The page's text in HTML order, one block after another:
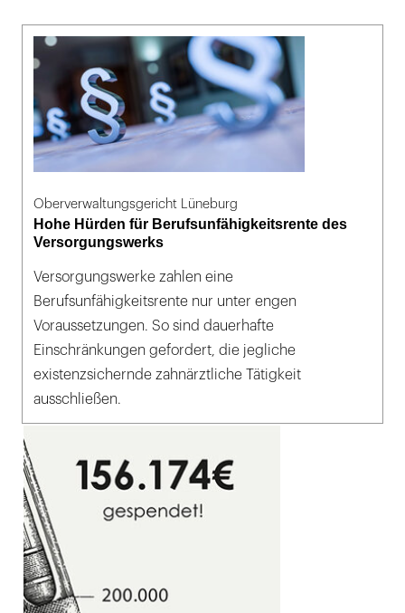
Oberverwaltungsgericht Lüneburg
Hohe Hürden für Berufsunfähigkeitsrente des
Versorgungswerks
Versorgungswerke zahlen eine
Berufsunfähigkeitsrente nur unter engen
Voraussetzungen. So sind dauerhafte
Einschränkungen gefordert, die jegliche
existenzsichernde zahnärztliche Tätigkeit
ausschließen.